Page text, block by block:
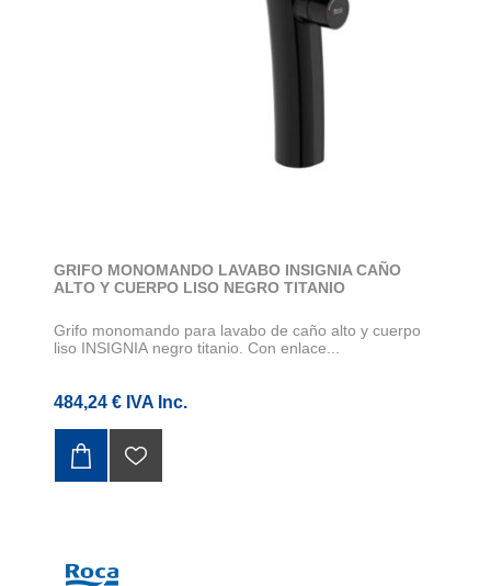
GRIFO MONOMANDO LAVABO INSIGNIA CAÑO
ALTO Y CUERPO LISO NEGRO TITANIO
Grifo monomando para lavabo de caño alto y cuerpo
liso INSIGNIA negro titanio. Con enlace...
484,24 € IVA Inc.